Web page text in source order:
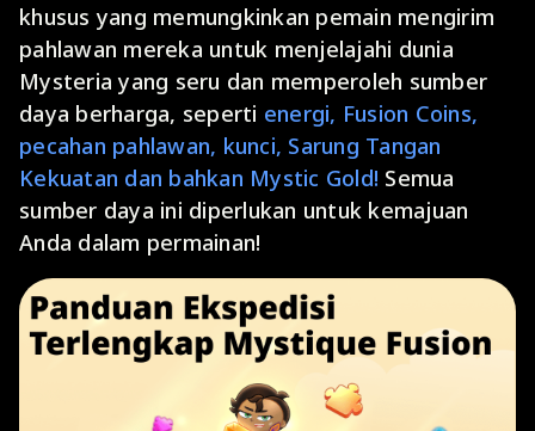
khusus yang memungkinkan pemain mengirim
pahlawan mereka untuk menjelajahi dunia
Mysteria yang seru dan memperoleh sumber
daya berharga, seperti energi, Fusion Coins,
pecahan pahlawan, kunci, Sarung Tangan
Kekuatan dan bahkan Mystic Gold! Semua
sumber daya ini diperlukan untuk kemajuan
Anda dalam permainan!